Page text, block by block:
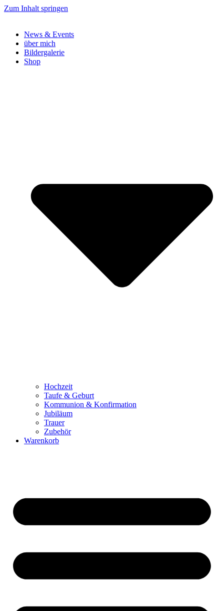
Zum Inhalt springen
News & Events
über mich
Bildergalerie
Shop
Hochzeit
Taufe & Geburt
Kommunion & Konfirmation
Jubiläum
Trauer
Zubehör
Warenkorb